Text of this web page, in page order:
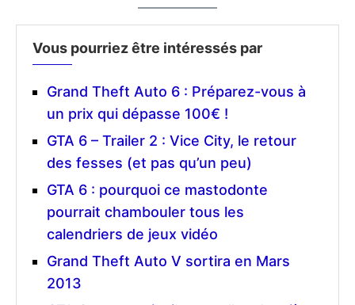
Vous pourriez être intéressés par
Grand Theft Auto 6 : Préparez-vous à
un prix qui dépasse 100€ !
GTA 6 – Trailer 2 : Vice City, le retour
des fesses (et pas qu’un peu)
GTA 6 : pourquoi ce mastodonte
pourrait chambouler tous les
calendriers de jeux vidéo
Grand Theft Auto V sortira en Mars
2013